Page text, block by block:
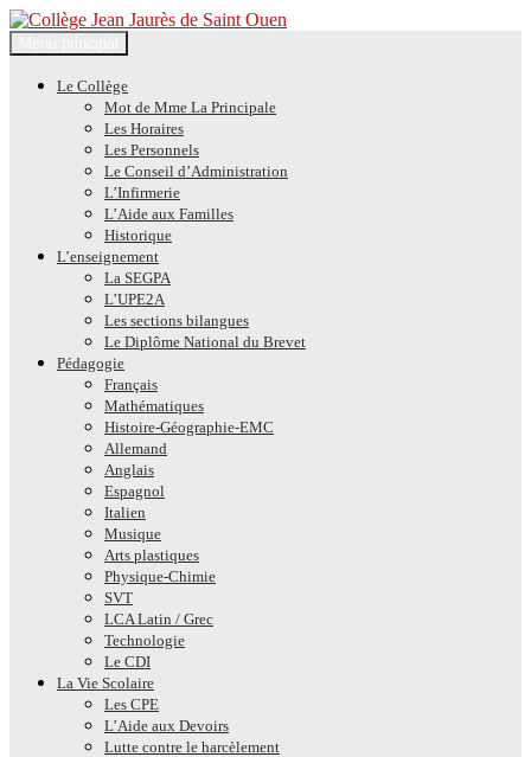
Collège Jean Jaurès de Saint
Ouen
Recherche
au
contenu
Le Collège
Mot de Mme La Principale
Les Horaires
Les Personnels
Le Conseil d’Administration
L’Infirmerie
L’Aide aux Familles
Historique
L’enseignement
La SEGPA
L’UPE2A
Les sections bilangues
Le Diplôme National du Brevet
Pédagogie
Français
Mathématiques
Histoire-Géographie-EMC
Allemand
Anglais
Espagnol
Italien
Musique
Arts plastiques
Physique-Chimie
SVT
LCA Latin / Grec
Technologie
Le CDI
La Vie Scolaire
Les CPE
L’Aide aux Devoirs
Lutte contre le harcèlement